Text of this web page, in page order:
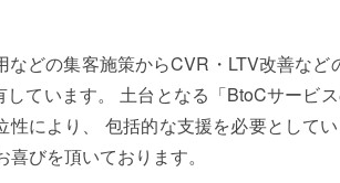
どの集客施策からCVR・LTV改善など
ています。 土台となる「BtoCサービ
により、 包括的な支援を必要として
びを頂いております。